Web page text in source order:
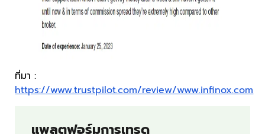
ที่มา :
https://www.trustpilot.com/review/www.infinox.com
แพลตฟอร์มการเทรด